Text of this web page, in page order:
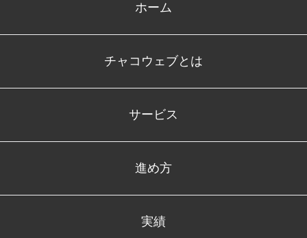
ホーム
チャコウェブとは
サービス
進め方
実績